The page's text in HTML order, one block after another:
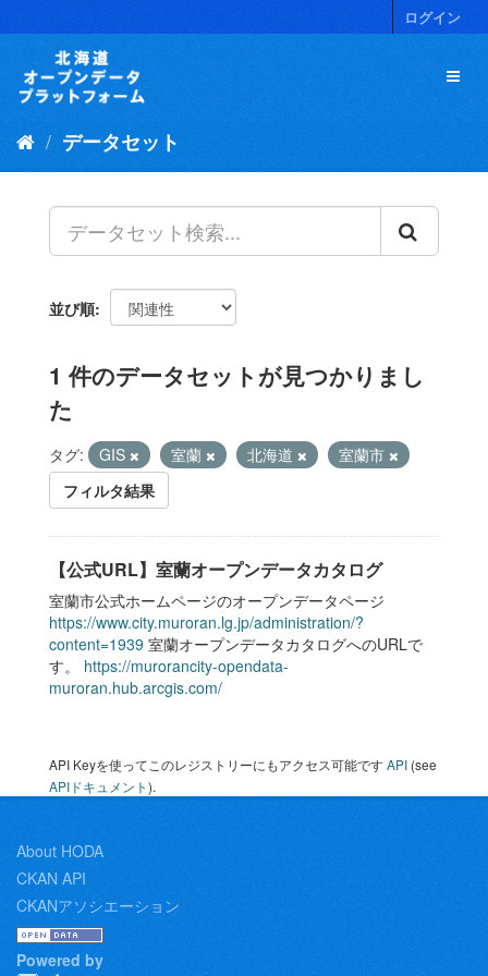
キ
ログイン
データセット
並び順
1 件のデータセットが見つかりまし
た
タグ: GIS 室蘭 北海道
室蘭市
フィルタ結果
【公式URL】室蘭オープンデータカタログ
室蘭市公式ホームページのオープンデータページ
https://www.city.muroran.lg.jp/administration/?
content=1939 室蘭オープンデータカタログへのURLで
す。 https://murorancity-opendata-
muroran.hub.arcgis.com/
API Keyを使ってこのレジストリーにもアクセス可能ですAPI (see
APIドキュメント).
About HODA
CKAN API
CKANアソシエーション
Powered by